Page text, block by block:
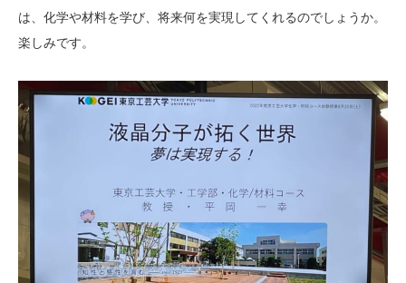
は、化学や材料を学び、将来何を実現してくれるのでしょうか。
楽しみです。